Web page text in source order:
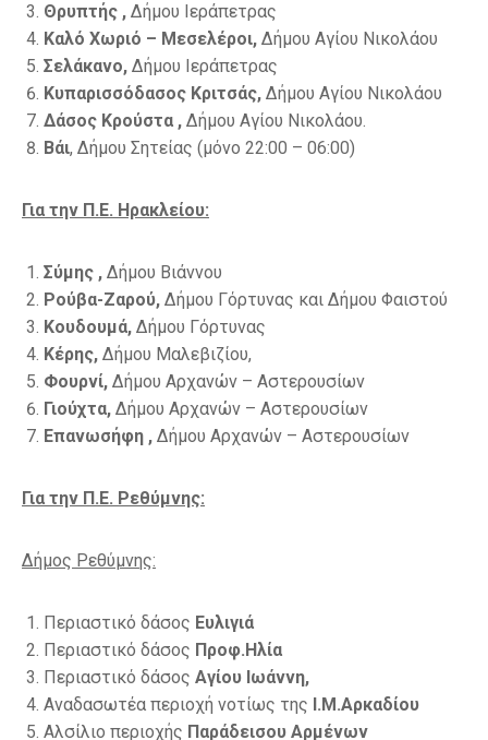
Θρυπτής , Δήμου Ιεράπετρας
Καλό Χωριό – Μεσελέροι, Δήμου Αγίου Νικολάου
Σελάκανο, Δήμου Ιεράπετρας
Κυπαρισσόδασος Κριτσάς, Δήμου Αγίου Νικολάου
Δάσος Κρούστα , Δήμου Αγίου Νικολάου.
Βάι, Δήμου Σητείας (μόνο 22:00 – 06:00)
Για την Π.Ε. Ηρακλείου:
Σύμης , Δήμου Βιάννου
Ρούβα-Ζαρού, Δήμου Γόρτυνας και Δήμου Φαιστού
Κουδουμά, Δήμου Γόρτυνας
Κέρης, Δήμου Μαλεβιζίου,
Φουρνί, Δήμου Αρχανών – Αστερουσίων
Γιούχτα, Δήμου Αρχανών – Αστερουσίων
Επανωσήφη , Δήμου Αρχανών – Αστερουσίων
Για την Π.Ε. Ρεθύμνης:
Δήμος Ρεθύμνης:
Περιαστικό δάσος Ευλιγιά
Περιαστικό δάσος Προφ.Ηλία
Περιαστικό δάσος Αγίου Ιωάννη,
Αναδασωτέα περιοχή νοτίως της Ι.Μ.Αρκαδίου
Αλσίλιο περιοχής Παράδεισου Αρμένων